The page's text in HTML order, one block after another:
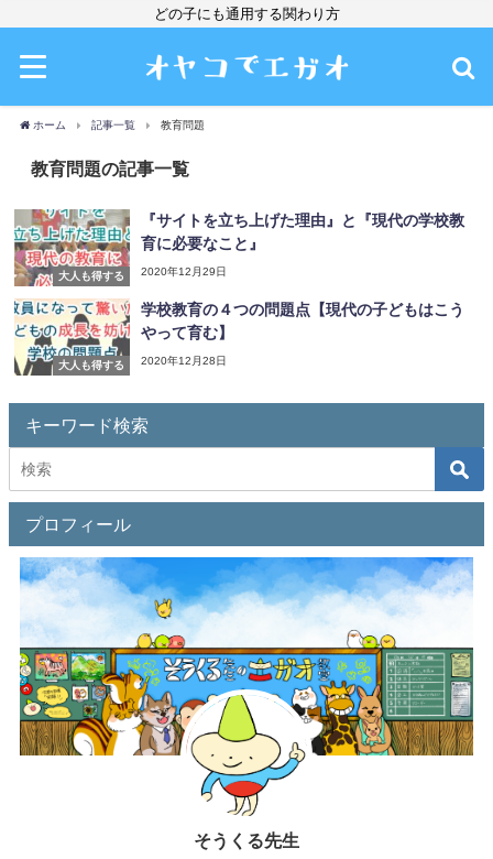
どの子にも通用する関わり方
ホーム 記事一覧 教育問題
教育問題の記事一覧
大人も得する
『サイトを立ち上げた理由』と『現代の学校教
育に必要なこと』
2020年12月29日
大人も得する
学校教育の４つの問題点【現代の子どもはこう
やって育む】
2020年12月28日
キーワード検索
プロフィール
そうくる先生